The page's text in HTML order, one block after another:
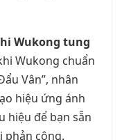
Wukong tung
Wukong chuẩn
Vân”, nhân
hiệu ứng ánh
hiệu để bạn sẵn
phản công.